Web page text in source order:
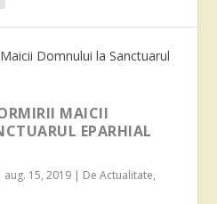
MAICII
EPARHIAL
aug. 15, 2019 | De Actualitate,